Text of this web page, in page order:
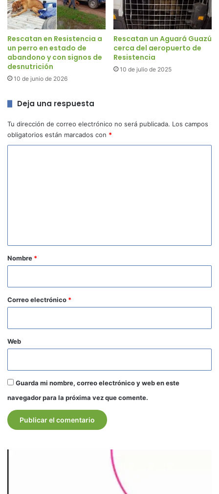
Rescatan en Resistencia a
un perro en estado de
abandono y con signos de
desnutrición
10 de junio de 2026
Rescatan un Aguará Guazú
cerca del aeropuerto de
Resistencia
10 de julio de 2025
Deja una respuesta
Tu dirección de correo electrónico no será publicada. Los campos
obligatorios están marcados con *
r
o
*
Nombre *
Correo electrónico *
Web
Guarda mi nombre, correo electrónico y web en este
navegador para la próxima vez que comente.